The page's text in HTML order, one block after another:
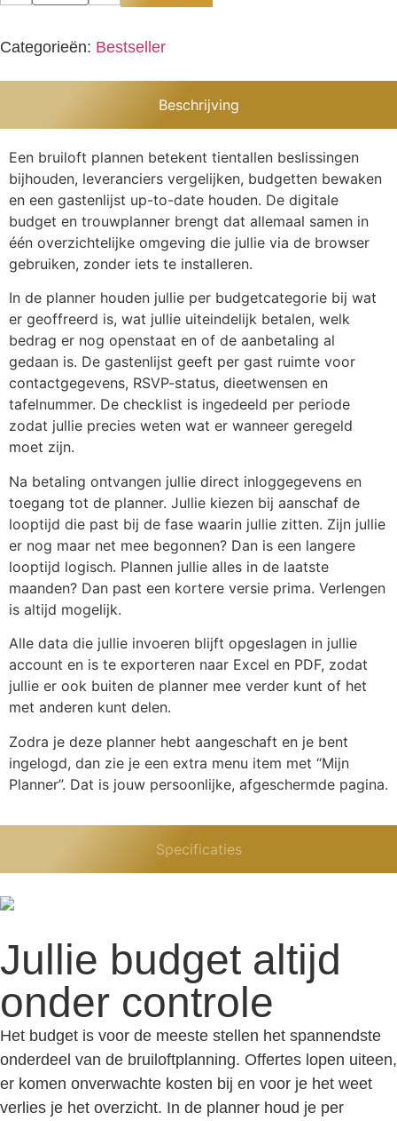
Categorieën: Bestseller
Beschrijving
Specificaties
Een bruiloft plannen betekent tientallen beslissingen
bijhouden, leveranciers vergelijken, budgetten bewaken
en een gastenlijst up-to-date houden. De digitale
budget en trouwplanner brengt dat allemaal samen in
één overzichtelijke omgeving die jullie via de browser
gebruiken, zonder iets te installeren.
In de planner houden jullie per budgetcategorie bij wat
er geoffreerd is, wat jullie uiteindelijk betalen, welk
bedrag er nog openstaat en of de aanbetaling al
gedaan is. De gastenlijst geeft per gast ruimte voor
contactgegevens, RSVP-status, dieetwensen en
tafelnummer. De checklist is ingedeeld per periode
zodat jullie precies weten wat er wanneer geregeld
moet zijn.
Na betaling ontvangen jullie direct inloggegevens en
toegang tot de planner. Jullie kiezen bij aanschaf de
looptijd die past bij de fase waarin jullie zitten. Zijn jullie
er nog maar net mee begonnen? Dan is een langere
looptijd logisch. Plannen jullie alles in de laatste
maanden? Dan past een kortere versie prima. Verlengen
is altijd mogelijk.
Alle data die jullie invoeren blijft opgeslagen in jullie
account en is te exporteren naar Excel en PDF, zodat
jullie er ook buiten de planner mee verder kunt of het
met anderen kunt delen.
Zodra je deze planner hebt aangeschaft en je bent
ingelogd, dan zie je een extra menu item met “Mijn
Planner”. Dat is jouw persoonlijke, afgeschermde pagina.
Jullie budget altijd
onder controle
Het budget is voor de meeste stellen het spannendste
onderdeel van de bruiloftplanning. Offertes lopen uiteen,
er komen onverwachte kosten bij en voor je het weet
verlies je het overzicht. In de planner houd je per